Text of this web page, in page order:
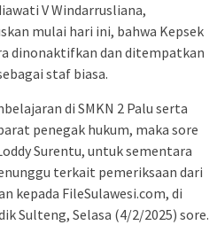
V Windarrusliana,
mulai hari ini, bahwa Kepsek
dinonaktifkan dan ditempatkan
staf biasa.
di SMKN 2 Palu serta
penegak hukum, maka sore
Surentu, untuk sementara
terkait pemeriksaan dari
kepada FileSulawesi.com, di
Sulteng, Selasa (4/2/2025) sore.